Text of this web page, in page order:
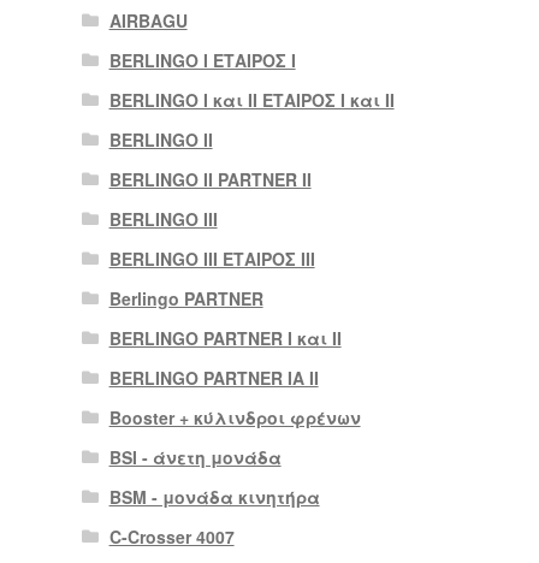
AIRBAGU
BERLINGO I ΕΤΑΙΡΟΣ Ι
BERLINGO I και II ΕΤΑΙΡΟΣ I και II
BERLINGO II
BERLINGO II PARTNER II
BERLINGO III
BERLINGO III ΕΤΑΙΡΟΣ III
Berlingo PARTNER
BERLINGO PARTNER I και II
BERLINGO PARTNER IA II
Booster + κύλινδροι φρένων
BSI - άνετη μονάδα
BSM - μονάδα κινητήρα
C-Crosser 4007